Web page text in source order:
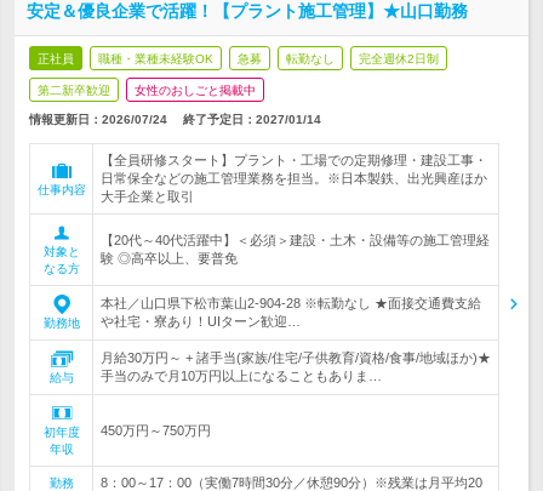
安定＆優良企業で活躍！【プラント施工管理】★山口勤務
正社員 職種・業種未経験OK 急募 転勤なし 完全週休2日制
第二新卒歓迎 女性のおしごと掲載中
情報更新日：2026/07/24 終了予定日： 2027/01/14
仕事内容
【全員研修スタート】プラント・工場での定期修理・建設工事・
日常保全などの施工管理業務を担当。※日本製鉄、出光興産ほか
大手企業と取引
対象と
なる方
【20代～40代活躍中】＜必須＞建設・土木・設備等の施工管理経
験 ◎高卒以上、要普免
勤務地
本社／山口県下松市葉山2-904-28 ※転勤なし ★面接交通費支給
や社宅・寮あり！UIターン歓迎…
給与
月給30万円～ + 諸手当(家族/住宅/子供教育/資格/食事/地域ほか)★
手当のみで月10万円以上になることもありま…
初年度
年収
450万円～750万円
勤務
8：00～17：00（実働7時間30分／休憩90分）※残業は月平均20